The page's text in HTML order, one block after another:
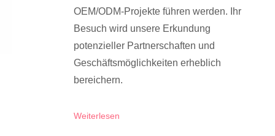
OEM/ODM-Projekte führen werden. Ihr
Besuch wird unsere Erkundung
potenzieller Partnerschaften und
Geschäftsmöglichkeiten erheblich
bereichern.
Weiterlesen